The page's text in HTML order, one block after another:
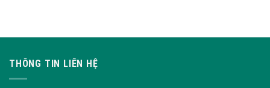
THÔNG TIN LIÊN HỆ